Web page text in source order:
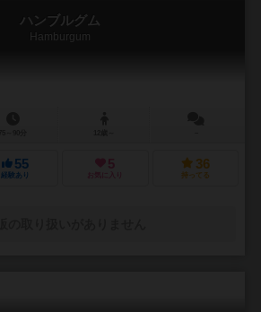
ハンブルグム
Hamburgum
55
経験あり
5
お気に入り
36
持ってる